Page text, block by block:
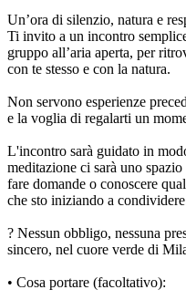
Un’ora di silenzio, natura e
Ti invito a un incontro
gruppo all’aria aperta, per
con te stesso e con la natura.
Non servono esperienze
e la voglia di regalarti un
L'incontro sarà guidato in
meditazione ci sarà uno
fare domande o conoscere
che sto iniziando a
? Nessun obbligo, nessuna
sincero, nel cuore verde di
• Cosa portare (facoltativo):